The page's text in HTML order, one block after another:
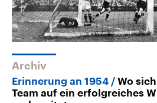
Archiv
Erinnerung an 1954
Wo
Team auf ein erfolgreiches